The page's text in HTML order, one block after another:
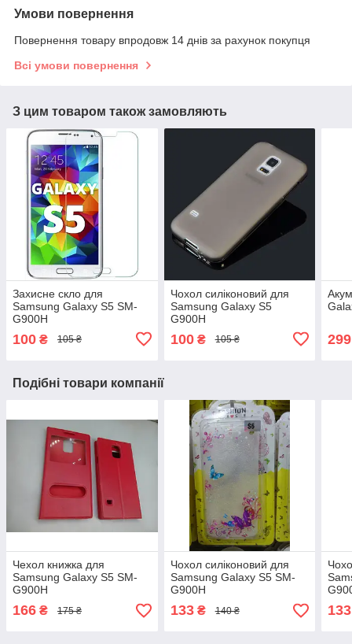
Умови повернення
Повернення товару впродовж 14 днів за рахунок покупця
Всі умови повернення
З цим товаром також замовляють
Захисне скло для
Samsung Galaxy S5 SM-
G900H
100 ₴ 105 ₴
Чохол силіконовий для
Samsung Galaxy S5
G900H
100₴ 105 ₴ 299
Подібні товари компанії
Чехол книжка для
Samsung Galaxy S5 SM-
G900H
166 ₴ 175 ₴
Чохол силіконовий для
Samsung Galaxy S5 SM-
G900H
133₴ 140 ₴ 133